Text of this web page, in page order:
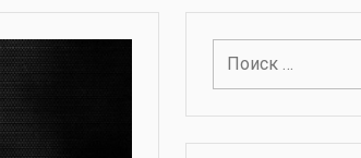
Поиск